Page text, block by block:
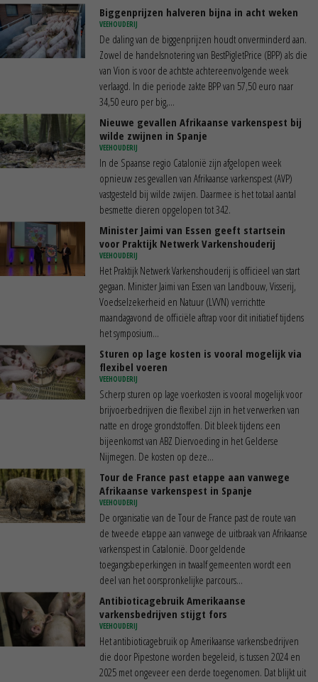
Biggenprijzen halveren bijna in acht weken
VEEHOUDERIJ
De daling van de biggenprijzen houdt onverminderd aan.
Zowel de handelsnotering van BestPigletPrice (BPP) als die
van Vion is voor de achtste achtereenvolgende week
verlaagd. In die periode zakte BPP van 57,50 euro naar
34,50 euro per big,...
Nieuwe gevallen Afrikaanse varkenspest bij
wilde zwijnen in Spanje
VEEHOUDERIJ
In de Spaanse regio Catalonië zijn afgelopen week
opnieuw zes gevallen van Afrikaanse varkenspest (AVP)
vastgesteld bij wilde zwijen. Daarmee is het totaal aantal
besmette dieren opgelopen tot 342.
Minister Jaimi van Essen geeft startsein
voor Praktijk Netwerk Varkenshouderij
VEEHOUDERIJ
Het Praktijk Netwerk Varkenshouderij is officieel van start
gegaan. Minister Jaimi van Essen van Landbouw, Visserij,
Voedselzekerheid en Natuur (LVVN) verrichtte
maandagavond de officiële aftrap voor dit initiatief tijdens
het symposium...
Sturen op lage kosten is vooral mogelijk via
flexibel voeren
VEEHOUDERIJ
Scherp sturen op lage voerkosten is vooral mogelijk voor
brijvoerbedrijven die flexibel zijn in het verwerken van
natte en droge grondstoffen. Dit bleek tijdens een
bijeenkomst van ABZ Diervoeding in het Gelderse
Nijmegen. De kosten op deze...
Tour de France past etappe aan vanwege
Afrikaanse varkenspest in Spanje
VEEHOUDERIJ
De organisatie van de Tour de France past de route van
de tweede etappe aan vanwege de uitbraak van Afrikaanse
varkenspest in Catalonië. Door geldende
toegangsbeperkingen in twaalf gemeenten wordt een
deel van het oorspronkelijke parcours...
Antibioticagebruik Amerikaanse
varkensbedrijven stijgt fors
VEEHOUDERIJ
Het antibioticagebruik op Amerikaanse varkensbedrijven
die door Pipestone worden begeleid, is tussen 2024 en
2025 met ongeveer een derde toegenomen. Dat blijkt uit